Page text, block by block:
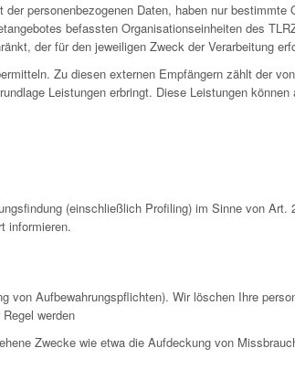
personenbezogenen Daten, haben nur bestimmte
befassten Organisationseinheiten des
der für den jeweiligen Zweck der Verarbeitung
Zu diesen externen Empfängern zählt der
Leistungen erbringt. Diese Leistungen können
(einschließlich Profiling) im Sinne von Art.
informieren.
Aufbewahrungspflichten). Wir löschen Ihre
werden
Zwecke wie etwa die Aufdeckung von